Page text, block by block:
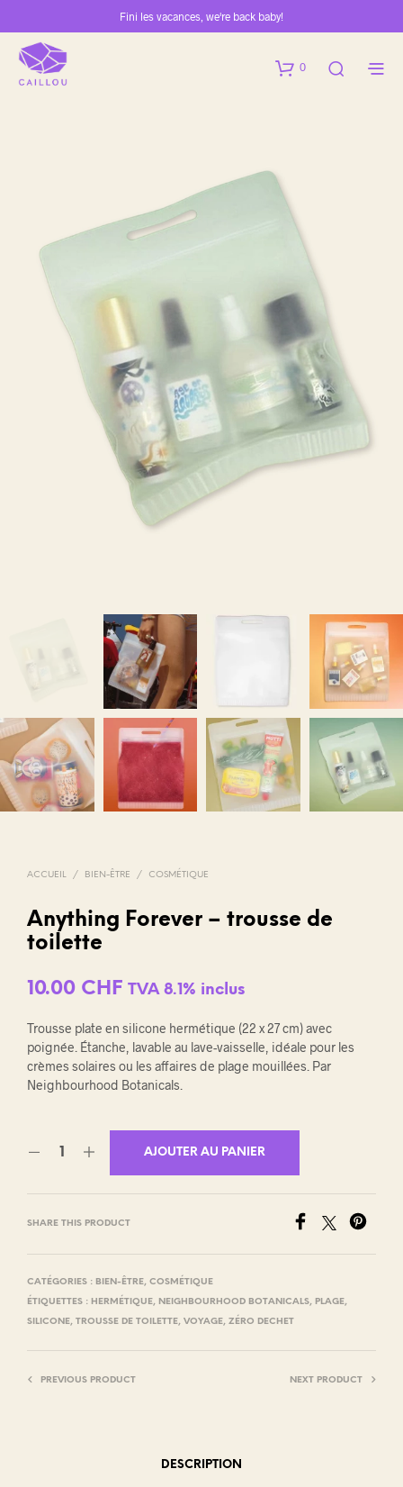
Fini les vacances, we're back baby!
0
ACCUEIL / BIEN-ÊTRE / COSMÉTIQUE
Anything Forever – trousse de
toilette
10.00 CHF TVA 8.1% inclus
Trousse plate en silicone hermétique (22 x 27 cm) avec
poignée. Étanche, lavable au lave-vaisselle, idéale pour les
crèmes solaires ou les affaires de plage mouillées. Par
Neighbourhood Botanicals.
AJOUTER AU PANIER
SHARE THIS PRODUCT
CATÉGORIES : BIEN-ÊTRE, COSMÉTIQUE
ÉTIQUETTES : HERMÉTIQUE, NEIGHBOURHOOD BOTANICALS, PLAGE,
SILICONE, TROUSSE DE TOILETTE, VOYAGE, ZÉRO DECHET
PREVIOUS PRODUCT NEXT PRODUCT
DESCRIPTION